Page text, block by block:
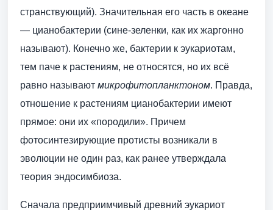
странствующий). Значительная его часть в океане
— цианобактерии (сине-зеленки, как их жаргонно
называют). Конечно же, бактерии к эукариотам,
тем паче к растениям, не относятся, но их всё
равно называют микрофитопланктоном. Правда,
отношение к растениям цианобактерии имеют
прямое: они их «породили». Причем
фотосинтезирующие протисты возникали в
эволюции не один раз, как ранее утверждала
теория эндосимбиоза.
Сначала предприимчивый древний эукариот